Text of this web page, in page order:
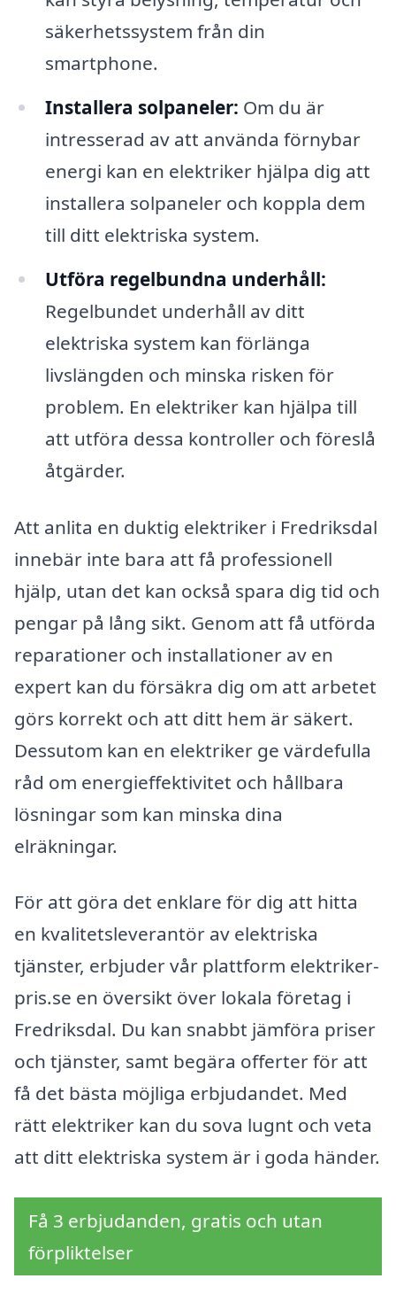
säkerhetssystem från din
smartphone.
Installera solpaneler: Om du är
intresserad av att använda förnybar
energi kan en elektriker hjälpa dig att
installera solpaneler och koppla dem
till ditt elektriska system.
Utföra regelbundna underhåll:
Regelbundet underhåll av ditt
elektriska system kan förlänga
livslängden och minska risken för
problem. En elektriker kan hjälpa till
att utföra dessa kontroller och föreslå
åtgärder.
Att anlita en duktig elektriker i Fredriksdal
innebär inte bara att få professionell
hjälp, utan det kan också spara dig tid och
pengar på lång sikt. Genom att få utförda
reparationer och installationer av en
expert kan du försäkra dig om att arbetet
görs korrekt och att ditt hem är säkert.
Dessutom kan en elektriker ge värdefulla
råd om energieffektivitet och hållbara
lösningar som kan minska dina
elräkningar.
För att göra det enklare för dig att hitta
en kvalitetsleverantör av elektriska
tjänster, erbjuder vår plattform elektriker-
pris.se en översikt över lokala företag i
Fredriksdal. Du kan snabbt jämföra priser
och tjänster, samt begära offerter för att
få det bästa möjliga erbjudandet. Med
rätt elektriker kan du sova lugnt och veta
att ditt elektriska system är i goda händer.
Få 3 erbjudanden, gratis och utan
förpliktelser